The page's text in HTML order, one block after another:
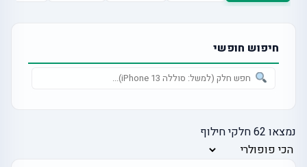
חיפוש חופשי
נמצאו 62חלקי חילוף